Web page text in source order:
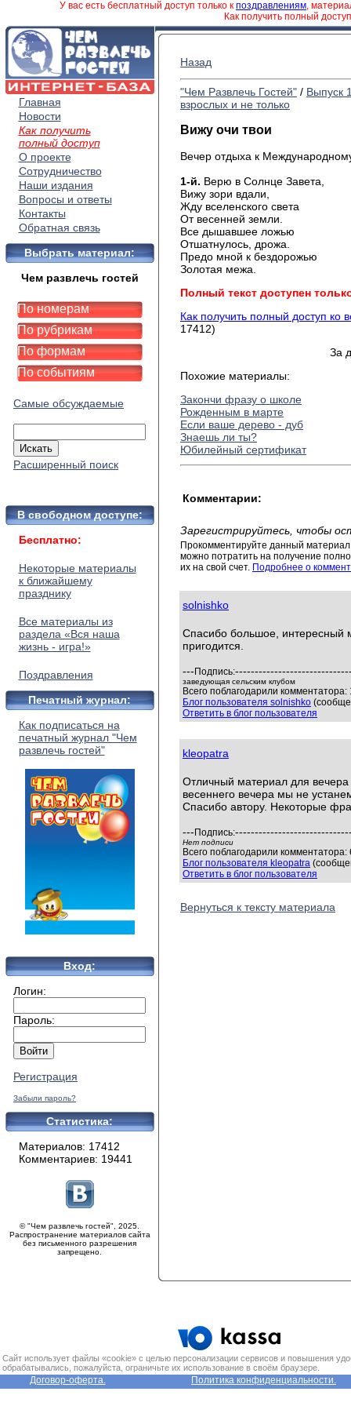
У вас есть бесплатный доступ только к поздравлениям,
Как получить полный
Главная
Новости
Как получить
полный доступ
О проекте
Сотрудничество
Наши издания
Вопросы и ответы
Контакты
Обратная связь
Выбрать материал:
Чем развлечь гостей
По номерам
По рубрикам
По формам
По событиям
Самые обсуждаемые
Расширенный поиск
В свободном доступе:
Бесплатно:
Некоторые материалы
к ближайшему
празднику
Все материалы из
раздела «Вся наша
жизнь - игра!»
Поздравления
Печатный журнал:
Как подписаться на
печатный журнал "Чем
развлечь гостей"
Вход:
Логин:
Пароль:
Регистрация
Забыли пароль?
Статистика:
Материалов: 17412
Комментариев: 19441
© "Чем развлечь гостей", 2025.
Распространение материалов сайта
без письменного разрешения
запрещено.
Назад
"Чем Развлечь Гостей" / Выпуск
взрослых и не только
Вижу очи твои
Вечер отдыха к
1-й. Верю в Солнце Завета,
Вижу зори вдали,
Жду вселенского света
Отвесенней земли.
Все дышавшее ложью
Отшатнулось , дрожа.
Предо мной к бездорожью
Золотая межа
Полный текст доступен
Как получить полный доступ ко
17412)
За
Похожие материалы:
Закончи фразу о школе
Рожденным в марте
Если ваше дерево - дуб
Знаешь ли ты?
Юбилейный сертификат
Комментарии:
Зарегистрируйтесь, чтобы
Прокомментируйте данный
можно потратить на получение
их на свой счет. Подробнее о
solnishko
Спасибо большое, интересный
пригодится.
--- Подпись:
заведующая сельским клубом
Всего поблагодарили
Блог пользователя solnishko
Ответить в блог пользователя
kleopatra
Отличный материал для
весеннего вечера мы не
Спасибо автору. Некоторые
--- Подпись:
Нет подписи
Всего поблагодарили
Блог пользователя kleopatra
Ответить в блог пользователя
Вернуться к тексту материала
Сайт использует файлы «cookie» с целью персонализации сервисов и повышения
обрабатывались, пожалуйста, ограничьте их использование в своём браузере.
Договор-оферта. Политика конфиденциальности.